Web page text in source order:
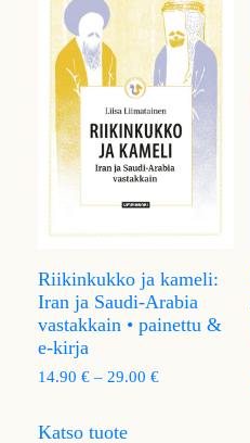
Riikinkukko ja kameli:
Iran ja Saudi-Arabia
vastakkain • painettu &
e-kirja
14.90 € – 29.00 €
Katso tuote